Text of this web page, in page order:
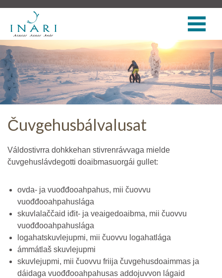
Čuvgehusbálvalusat
Váldostivrra dohkkehan stivrenrávvaga mielde
čuvgehuslávdegotti doaibmasuorgái gullet:
ovda- ja vuođđooahpahus, mii čuovvu
vuođđooahpahuslága
skuvlalaččaid iđit- ja veaigedoaibma, mii čuovvu
vuođđooahpahuslága
logahatskuvlejupmi, mii čuovvu logahatlága
ámmátlaš skuvlejupmi
skuvlejupmi, mii čuovvu friija čuvgehusdoaimmas ja
dáidaga vuođđooahpahusas addojuvvon lágaid